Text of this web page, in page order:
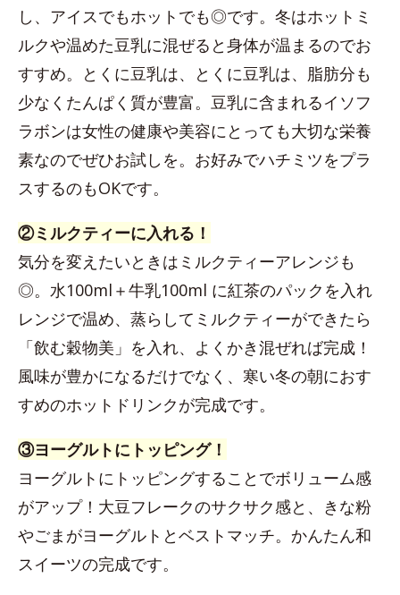
し、アイスでもホットでも◎です。冬はホットミ
ルクや温めた豆乳に混ぜると身体が温まるのでお
すすめ。とくに豆乳は、とくに豆乳は、脂肪分も
少なくたんぱく質が豊富。豆乳に含まれるイソフ
ラボンは女性の健康や美容にとっても大切な栄養
素なのでぜひお試しを。お好みでハチミツをプラ
スするのもOKです。
②ミルクティーに入れる！
気分を変えたいときはミルクティーアレンジも
◎。水100ml＋牛乳100ml に紅茶のパックを入れ
レンジで温め、蒸らしてミルクティーができたら
「飲む穀物美」を入れ、よくかき混ぜれば完成！
風味が豊かになるだけでなく、寒い冬の朝におす
すめのホットドリンクが完成です。
③ヨーグルトにトッピング！
ヨーグルトにトッピングすることでボリューム感
がアップ！大豆フレークのサクサク感と、きな粉
やごまがヨーグルトとベストマッチ。かんたん和
スイーツの完成です。